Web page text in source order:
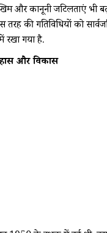
और कानूनी जटिलताएं भी
तरह की गतिविधियों को
रखा गया है.
और विकास